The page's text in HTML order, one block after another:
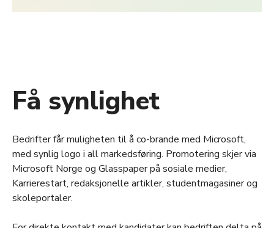
Få synlighet
Bedrifter får muligheten til å co-brande med Microsoft,
med synlig logo i all markedsføring. Promotering skjer via
Microsoft Norge og Glasspaper på sosiale medier,
Karrierestart, redaksjonelle artikler, studentmagasiner og
skoleportaler.